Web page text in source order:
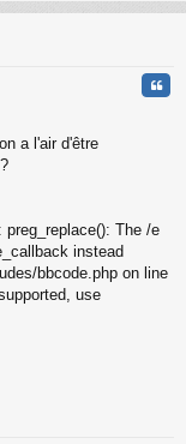
au
a l'air d'être
preg_replace(): The /e
instead
bbcode.php on line
use